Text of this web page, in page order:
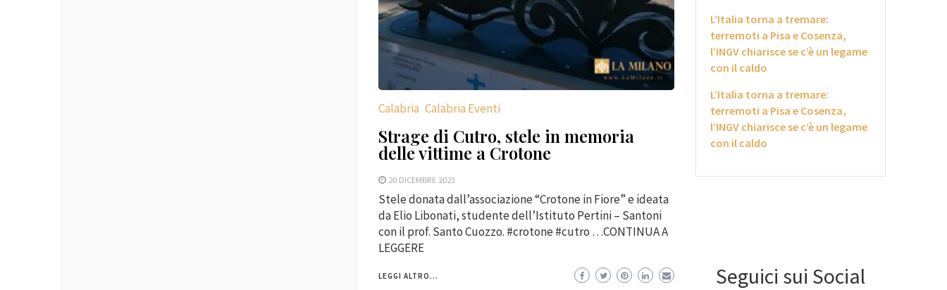
Calabria Calabria Eventi
Strage di Cutro, stele in memoria
delle vittime a Crotone
20 DICEMBRE 2023
Stele donata dall’associazione “Crotone in Fiore” e ideata
da Elio Libonati, studente dell’Istituto Pertini – Santoni
con il prof. Santo Cuozzo. #crotone #cutro …CONTINUA A
LEGGERE
LEGGI ALTRO...
L’Italia torna a tremare:
terremoti a Pisa e Cosenza,
l’INGV chiarisce se c’è un legame
con il caldo
L’Italia torna a tremare:
terremoti a Pisa e Cosenza,
l’INGV chiarisce se c’è un legame
con il caldo
Seguici sui Social